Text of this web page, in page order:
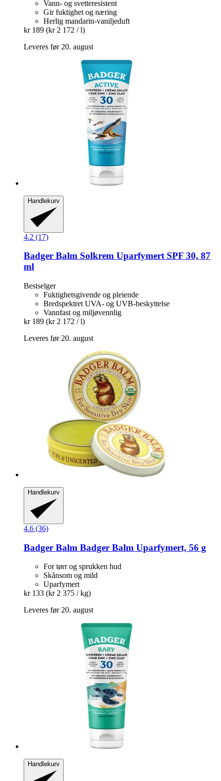
Vann- og svetteresistent
Gir fuktighet og næring
Herlig mandarin-vaniljeduft
kr 189 (kr 2 172 / l)
Leveres før 20. august
Handlekurv
4.2 (17)
Badger Balm Solkrem Uparfymert SPF 30, 87
ml
Bestselger
Fuktighetsgivende og pleiende
Bredspektret UVA- og UVB-beskyttelse
Vannfast og miljøvennlig
kr 189 (kr 2 172 / l)
Leveres før 20. august
Handlekurv
4.6 (36)
Badger Balm Badger Balm Uparfymert, 56 g
For tørr og sprukken hud
Skånsom og mild
Uparfymert
kr 133 (kr 2 375 / kg)
Leveres før 20. august
Handlekurv